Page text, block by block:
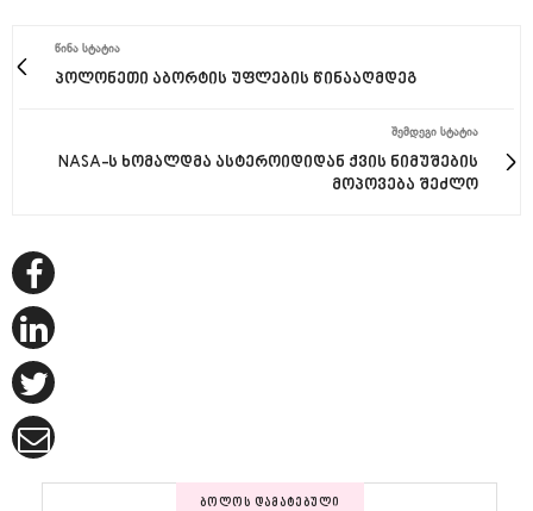
ᲬᲘᲜᲐ ᲡᲢᲐᲢᲘᲐ
პოლონეთი აბორტის უფლების წინააღმდეგ
ᲨᲔᲛᲓᲔᲒᲘ ᲡᲢᲐᲢᲘᲐ
NASA-ს ხომალდმა ასტეროიდიდან ქვის ნიმუშების
მოპოვება შეძლო
ᲑᲝᲚᲝᲡ ᲓᲐᲛᲐᲢᲔᲑᲣᲚᲘ